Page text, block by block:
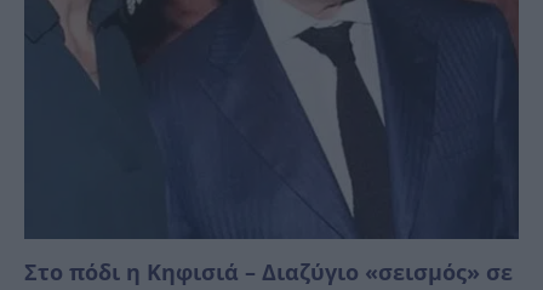
Στο πόδι η Κηφισιά – Διαζύγιο «σεισμός» σε